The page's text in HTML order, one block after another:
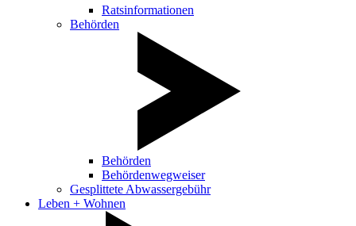
Ratsinformationen
Behörden
Behörden
Behördenwegweiser
Gesplittete Abwassergebühr
Leben + Wohnen